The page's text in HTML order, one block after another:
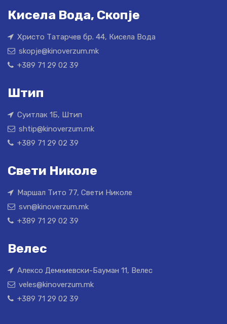
Кисела Вода, Скопје
Христо Татарчев бр. 44, Кисела Вода
skopje@kinoverzum.mk
+389 71 29 02 39
Штип
Суитлак 1Б, Штип
shtip@kinoverzum.mk
+389 71 29 02 39
Свети Николе
Маршал Тито 77, Свети Николе
svn@kinoverzum.mk
+389 71 29 02 39
Велес
Алексо Демниевски-Бауман 11, Велес
veles@kinoverzum.mk
+389 71 29 02 39